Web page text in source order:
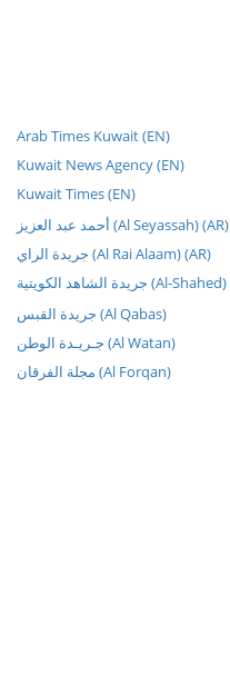
Arab Times Kuwait (EN)
Kuwait News Agency (EN)
Kuwait Times (EN)
أحمد عبد العزيز (Al Seyassah) (AR)
جريدة الراي (Al Rai Alaam) (AR)
جريدة الشاهد الكويتية (Al-Shahed)
جريدة القبس (Al Qabas)
جـريـدة الوطن (Al Watan)
مجلة الفرقان (Al Forqan)